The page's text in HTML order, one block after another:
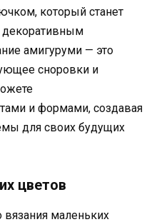
который станет
амигуруми — это
сноровки и
и формами, создавая
для своих будущих
цветов
вязания маленьких